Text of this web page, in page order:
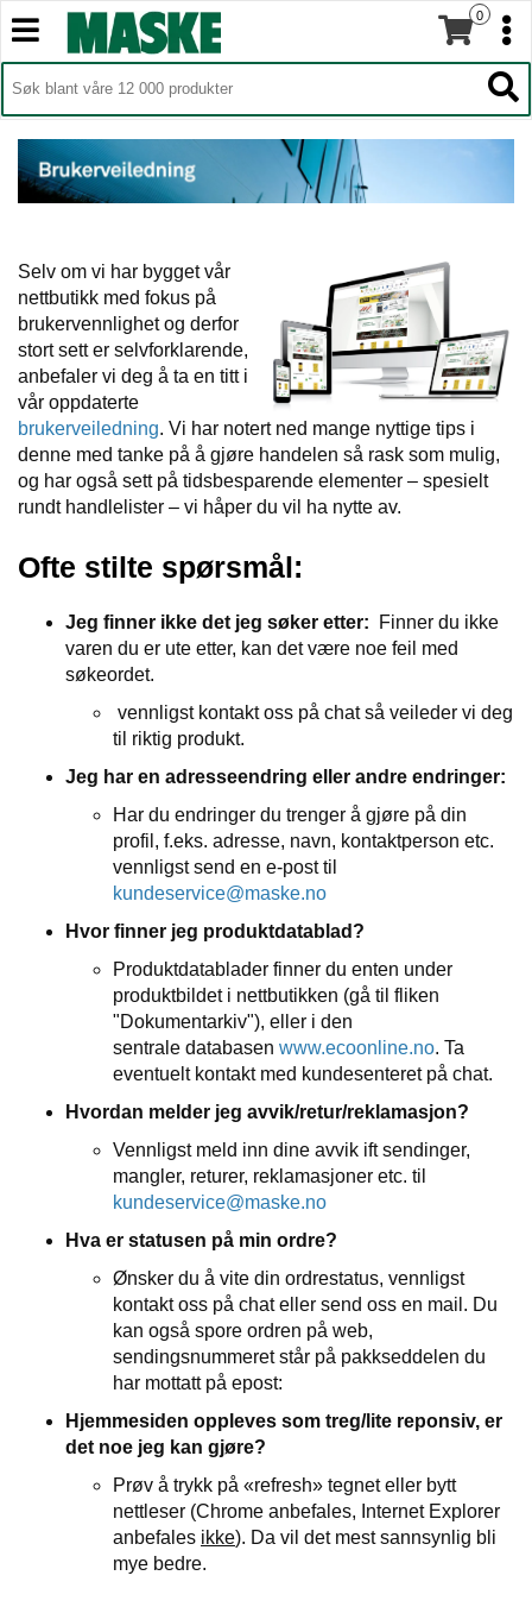
T
g
e
n
a
a
n
0
T
o
g
g
a
t
i
o
T
g
g
a
t
o
n
Selv om vi har bygget vår
nettbutikk med fokus på
brukervennlighet og derfor
stort sett er selvforklarende,
anbefaler vi deg å ta en titt i
vår oppdaterte
brukerveiledning. Vi har notert ned mange nyttige tips i
denne med tanke på å gjøre handelen så rask som mulig,
og har også sett på tidsbesparende elementer – spesielt
rundt handlelister – vi håper du vil ha nytte av.
Ofte stilte spørsmål:
Jeg finner ikke det jeg søker etter:
Finner du ikke
varen du er ute etter, kan det være noe feil med
søkeordet.
vennligst kontakt oss på chat så veileder vi deg
til riktig produkt.
Jeg har en adresseendring eller andre endringer:
Har du endringer du trenger å gjøre på din
profil, f.eks. adresse, navn, kontaktperson etc.
vennligst send en e-post til
kundeservice@maske.no
Hvor finner jeg produktdatablad?
Produktdatablader finner du enten under
produktbildet i nettbutikken (gå til fliken
"Dokumentarkiv"), eller i den
sentrale databasen www.ecoonline.no. Ta
eventuelt kontakt med kundesenteret på chat.
Hvordan melder jeg avvik/retur/reklamasjon?
Vennligst meld inn dine avvik ift sendinger,
mangler, returer, reklamasjoner etc. til
kundeservice@maske.no
Hva er statusen på min ordre?
Ønsker du å vite din ordrestatus, vennligst
kontakt oss på chat eller send oss en mail. Du
kan også spore ordren på web,
sendingsnummeret står på pakkseddelen du
har mottatt på epost:
Hjemmesiden oppleves som treg/lite reponsiv, er
det noe jeg kan gjøre?
Prøv å trykk på «refresh» tegnet eller bytt
nettleser (Chrome anbefales, Internet Explorer
anbefales ikke). Da vil det mest sannsynlig bli
mye bedre.
E
M